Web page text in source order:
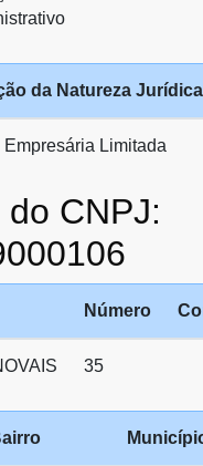
da Natureza Jurídica
Limitada
CNPJ:
Número
35